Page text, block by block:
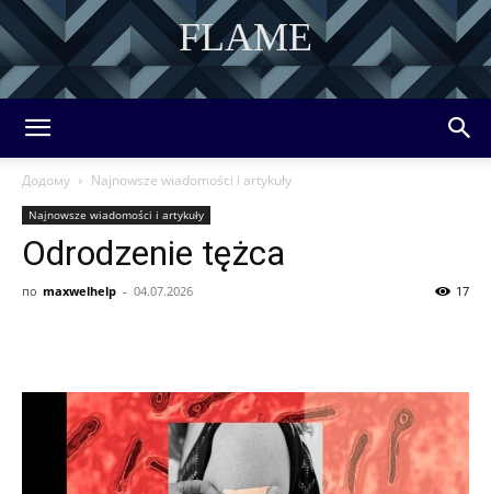
FLAME
DISCOVER THE ART OF PUBLISHING
Додому Najnowsze wiadomości i artykuły
Najnowsze wiadomości i artykuły
Odrodzenie tężca
по maxwelhelp - 04.07.2026 17